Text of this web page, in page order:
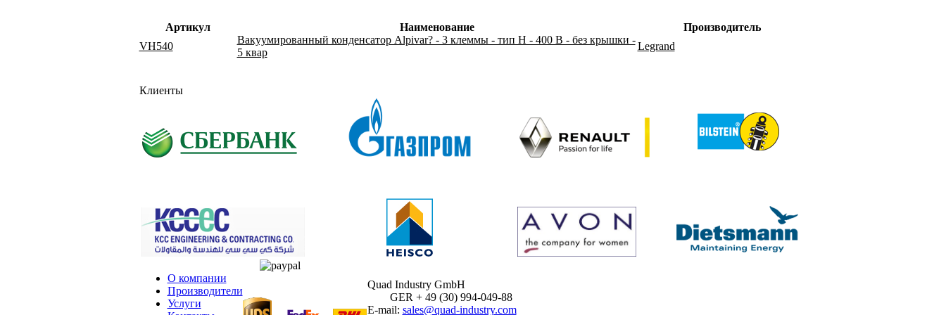
Артикул Наименование
Производитель
VH540
Вакуумированный конденсатор Alpivar? - 3 клеммы - тип Н - 400 В - без крышки -
5 квар
Legrand
Клиенты
О компании
Производители
Услуги
Quad Industry GmbH
GER + 49 (30) 994-049-88
E-mail: sales@quad-industry.com